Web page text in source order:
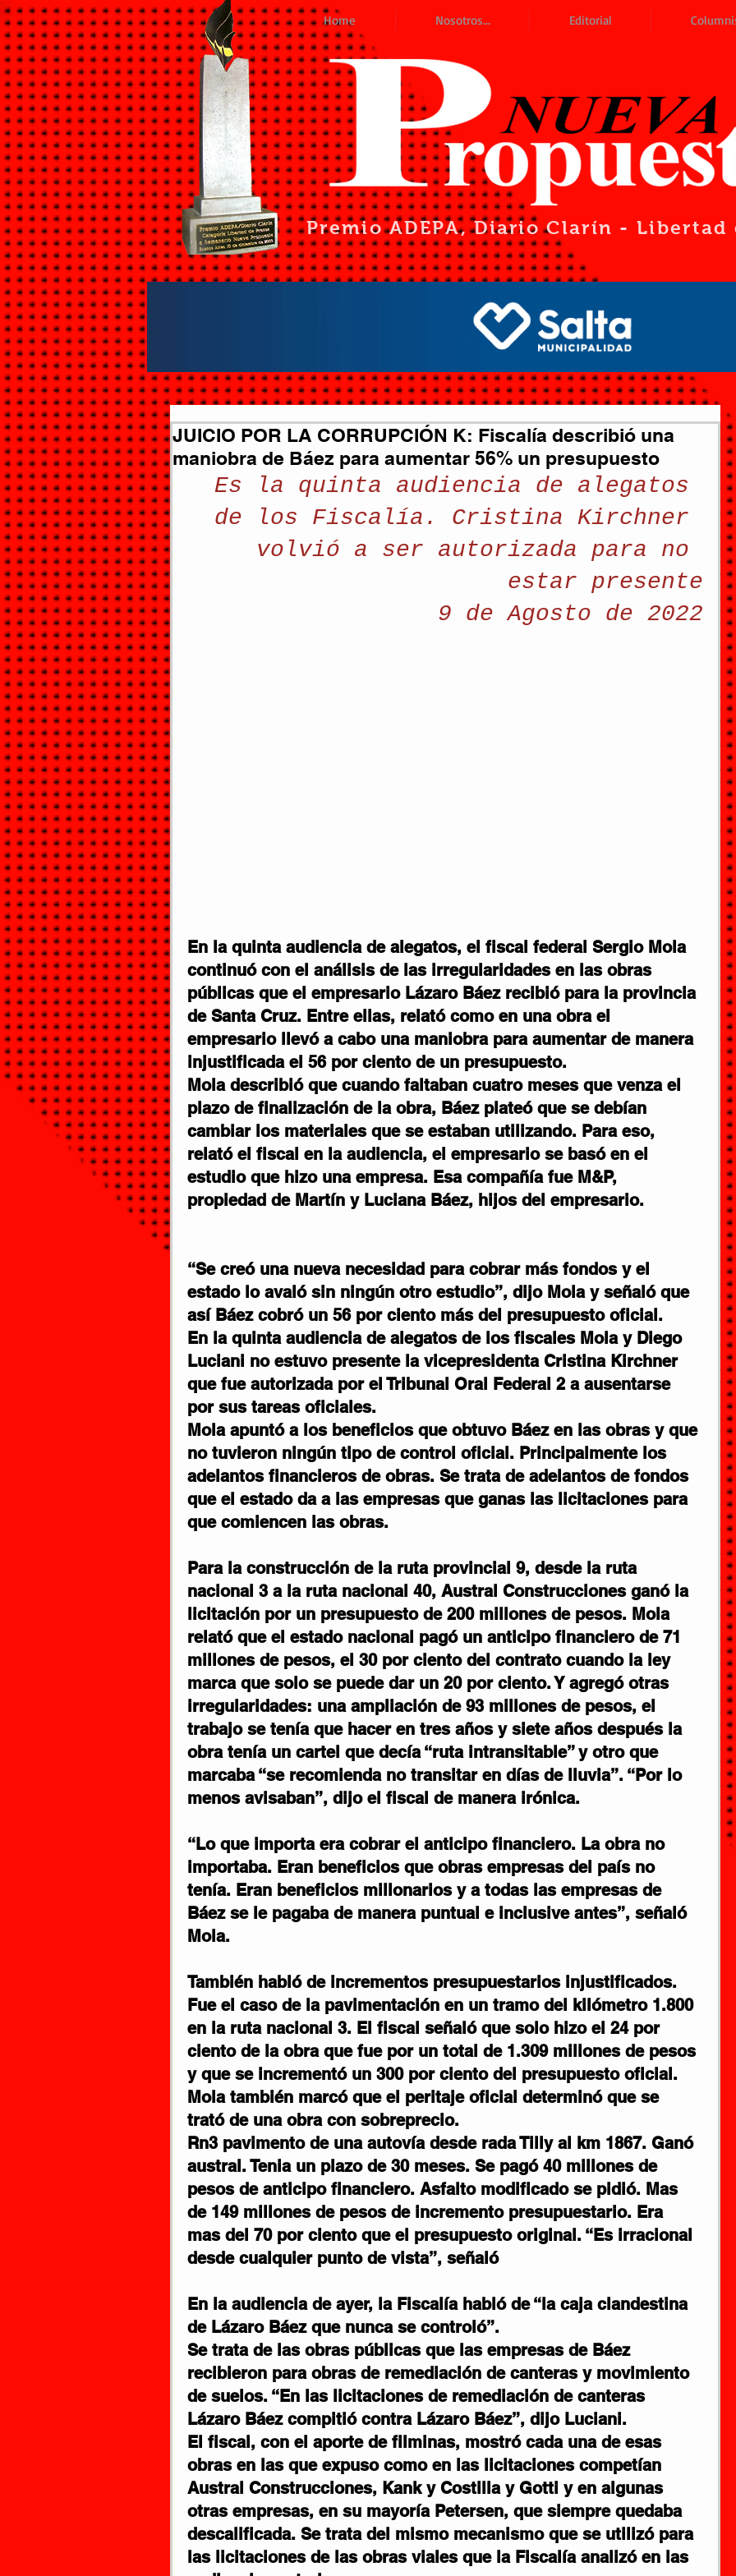
Home Nosotros... Editorial
Premio ADEPA, Diario Clarín - Libertad
JUICIO POR LA CORRUPCIÓN K: Fiscalía describió una
maniobra de Báez para aumentar 56% un presupuesto
Es la quinta audiencia de alegatos
de los Fiscalía. Cristina Kirchner
volvió a ser autorizada para no
estar presente
9 de Agosto de 2022
En la quinta audiencia de alegatos, el fiscal federal Sergio Mola
continuó con el análisis de las irregularidades en las obras
públicas que el empresario Lázaro Báez recibió para la provincia
de Santa Cruz. Entre ellas, relató como en una obra el
empresario llevó a cabo una maniobra para aumentar de manera
injustificada el 56 por ciento de un presupuesto.
Mola describió que cuando faltaban cuatro meses que venza el
plazo de finalización de la obra, Báez plateó que se debían
cambiar los materiales que se estaban utilizando. Para eso,
relató el fiscal en la audiencia, el empresario se basó en el
estudio que hizo una empresa. Esa compañía fue M&P,
propiedad de Martín y Luciana Báez, hijos del empresario.
“Se creó una nueva necesidad para cobrar más fondos y el
estado lo avaló sin ningún otro estudio”, dijo Mola y señaló que
así Báez cobró un 56 por ciento más del presupuesto oficial.
En la quinta audiencia de alegatos de los fiscales Mola y Diego
Luciani no estuvo presente la vicepresidenta Cristina Kirchner
que fue autorizada por el Tribunal Oral Federal 2 a ausentarse
por sus tareas oficiales.
Mola apuntó a los beneficios que obtuvo Báez en las obras y que
no tuvieron ningún tipo de control oficial. Principalmente los
adelantos financieros de obras. Se trata de adelantos de fondos
que el estado da a las empresas que ganas las licitaciones para
que comiencen las obras.
Para la construcción de la ruta provincial 9, desde la ruta
nacional 3 a la ruta nacional 40, Austral Construcciones ganó la
licitación por un presupuesto de 200 millones de pesos. Mola
relató que el estado nacional pagó un anticipo financiero de 71
millones de pesos, el 30 por ciento del contrato cuando la ley
marca que solo se puede dar un 20 por ciento. Y agregó otras
irregularidades: una ampliación de 93 millones de pesos, el
trabajo se tenía que hacer en tres años y siete años después la
obra tenía un cartel que decía “ruta intransitable” y otro que
marcaba “se recomienda no transitar en días de lluvia”. “Por lo
menos avisaban”, dijo el fiscal de manera irónica.
“Lo que importa era cobrar el anticipo financiero. La obra no
importaba. Eran beneficios que obras empresas del país no
tenía. Eran beneficios millonarios y a todas las empresas de
Báez se le pagaba de manera puntual e inclusive antes”, señaló
Mola.
También habló de incrementos presupuestarios injustificados.
Fue el caso de la pavimentación en un tramo del kilómetro 1.800
en la ruta nacional 3. El fiscal señaló que solo hizo el 24 por
ciento de la obra que fue por un total de 1.309 millones de pesos
y que se incrementó un 300 por ciento del presupuesto oficial.
Mola también marcó que el peritaje oficial determinó que se
trató de una obra con sobreprecio.
Rn3 pavimento de una autovía desde rada Tilly al km 1867. Ganó
austral. Tenia un plazo de 30 meses. Se pagó 40 millones de
pesos de anticipo financiero. Asfalto modificado se pidió. Mas
de 149 millones de pesos de incremento presupuestario. Era
mas del 70 por ciento que el presupuesto original. “Es irracional
desde cualquier punto de vista”, señaló
En la audiencia de ayer, la Fiscalía habló de “la caja clandestina
de Lázaro Báez que nunca se controló”.
Se trata de las obras públicas que las empresas de Báez
recibieron para obras de remediación de canteras y movimiento
de suelos. “En las licitaciones de remediación de canteras
Lázaro Báez compitió contra Lázaro Báez”, dijo Luciani.
El fiscal, con el aporte de filminas, mostró cada una de esas
obras en las que expuso como en las licitaciones competían
Austral Construcciones, Kank y Costilla y Gotti y en algunas
otras empresas, en su mayoría Petersen, que siempre quedaba
descalificada. Se trata del mismo mecanismo que se utilizó para
las licitaciones de las obras viales que la Fiscalía analizó en las